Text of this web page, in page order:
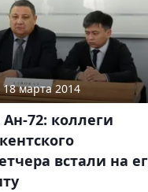
18 марта 2014
72: коллеги
встали на